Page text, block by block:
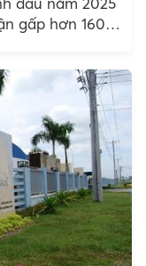
gấp hơn 160